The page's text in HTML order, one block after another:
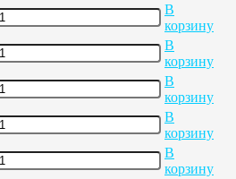
В
корзину
В
корзину
В
корзину
В
корзину
В
корзину